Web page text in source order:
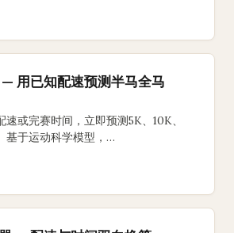
用已知配速预测半马全马
或完赛时间，立即预测5K、10K、
于运动科学模型，